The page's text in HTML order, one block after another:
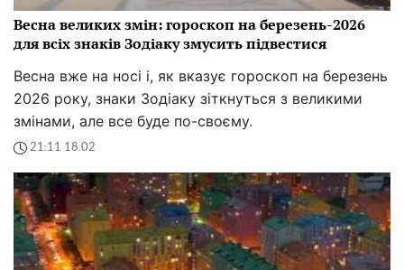
Весна великих змін: гороскоп на березень-2026
для всіх знаків Зодіаку змусить підвестися
Весна вже на носі і, як вказує гороскоп на березень
2026 року, знаки Зодіаку зіткнуться з великими
змінами, але все буде по-своєму.
21:11 18.02